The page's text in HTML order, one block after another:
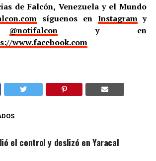
de Falcón, Venezuela y el Mundo
síguenos en Instagramy
@notifalcony en
www.facebook.com
el control y deslizó en Yaracal